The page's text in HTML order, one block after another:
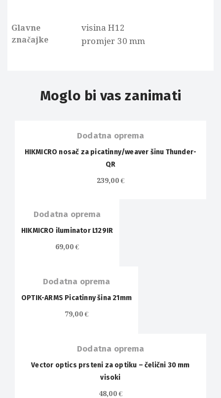
Glavne
značajke
visina H12
promjer 30 mm
Moglo bi vas zanimati
OUT OF
Dodatna oprema
HIKMICRO nosač za picatinny/weaver šinu Thunder-
QR
239,00€
Dodatna oprema
HIKMICRO iluminator L129IR
69,00€
Dodatna oprema
OPTIK-ARMS Picatinny šina 21mm
79,00€
Dodatna oprema
Vector optics prsteni za optiku – čelični 30 mm
visoki
48,00€